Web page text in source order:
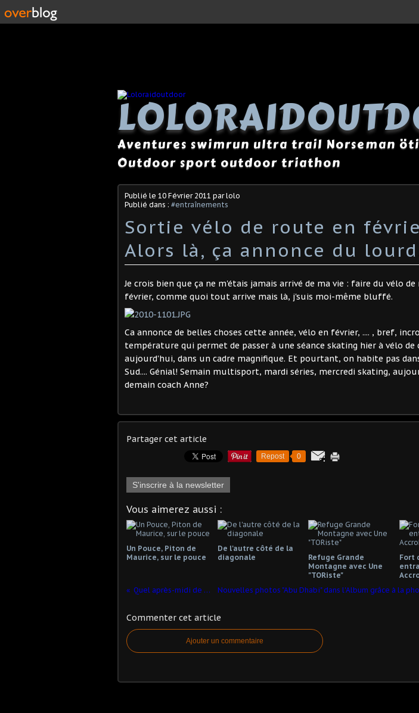
Aventures swimrun ultra trail Norseman
Outdoor sport outdoor triathon
Publié le 10 Février 2011 par lolo
Publié dans : #entraînements
Sortie vélo de route en
Alors là, ça annonce du
Je crois bien que ça ne m'étais jamais arrivé de ma vie : faire du vélo
février, comme quoi tout arrive mais là, j'suis moi-même bluffé.
Ca annonce de belles choses cette année, vélo en février, .... , bref,
température qui permet de passer à une séance skating hier à vélo de
aujourd'hui, dans un cadre magnifique. Et pourtant, on habite pas
Sud.... Génial! Semain multisport, mardi séries, mercredi skating,
demain coach Anne?
Partager cet article
Repost 0
S'inscrire à la newsletter
Vous aimerez aussi :
Un Pouce, Piton de
Maurice, sur le pouce
De l'autre côté de la
diagonale
Refuge Grande
Montagne avec Une
"TORiste"
Fort
Quel après-midi de rêve...
Commenter cet article
Ajouter un commentaire